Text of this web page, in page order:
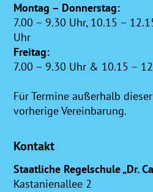
Montag – Donnerstag:
7.00 – 9.30 Uhr, 10.15 –
Uhr
Freitag:
7.00 – 9.30 Uhr & 10.15 –
Für Termine außerhalb
vorherige Vereinbarung.
Kontakt
Staatliche Regelschule „Dr.
Kastanienallee 2